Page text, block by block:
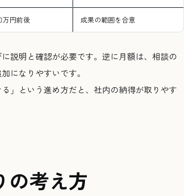
万円前後 成果の範囲を合意
説明と確認が必要です。逆に月額は、相談の
になりやすいです。
」という進め方だと、社内の納得が取りやす
の考え方